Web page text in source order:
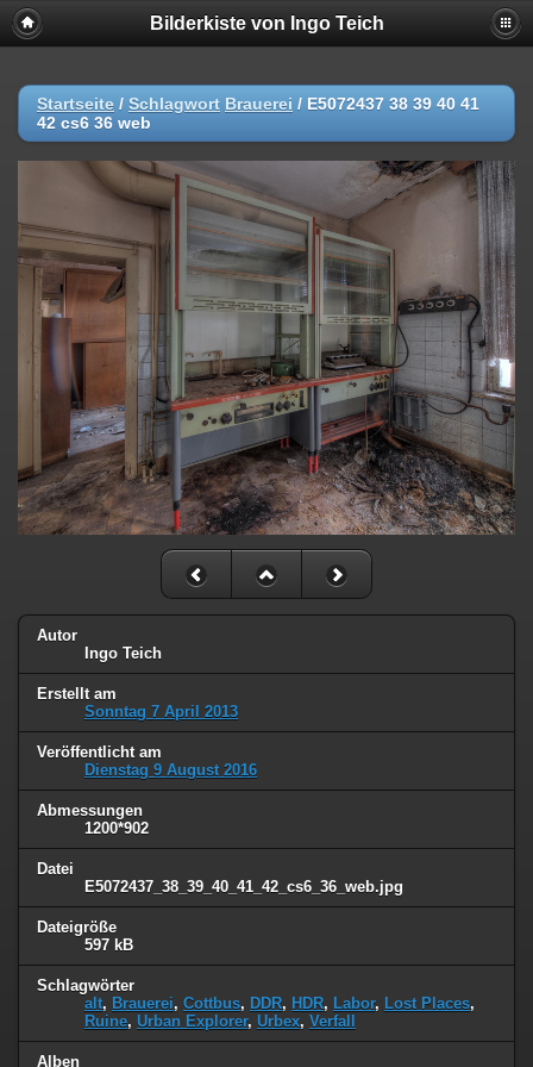
Bilderkiste von Ingo Teich
Startseite / Schlagwort Brauerei / E5072437 38 39 40 41
42 cs6 36 web
Autor
Ingo Teich
Erstellt am
Sonntag 7 April 2013
Veröffentlicht am
Dienstag 9 August 2016
Abmessungen
1200*902
Datei
E5072437_38_39_40_41_42_cs6_36_web.jpg
Dateigröße
597 kB
Schlagwörter
alt, Brauerei, Cottbus, DDR, HDR, Labor, Lost Places,
Ruine, Urban Explorer, Urbex, Verfall
Alben